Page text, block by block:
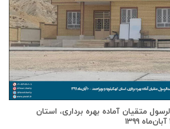
متقيان آماده بهره برداری، استان